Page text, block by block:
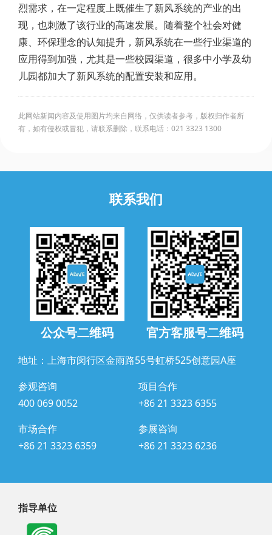
烈需求，在一定程度上既催生了新风系统的产业的出
现，也刺激了该行业的高速发展。随着整个社会对健
康、环保理念的认知提升，新风系统在一些行业渠道的
应用得到加强，尤其是一些校园渠道，很多中小学及幼
儿园都加大了新风系统的配置安装和应用。
此网站新闻内容及使用图片均来自网络，仅供读者参考，版权归作者所
有，如有侵权或冒犯，请联系删除，联系电话：021 3323 1300
联系我们
公众号二维码 官方客服号二维码
地址：上海市闵行区金雨路55号虹桥525创意园A座
参观咨询
400 069 0052
项目合作
+86 21 3323 6355
市场合作
+86 21 3323 6359
参展咨询
+86 21 3323 6236
指导单位